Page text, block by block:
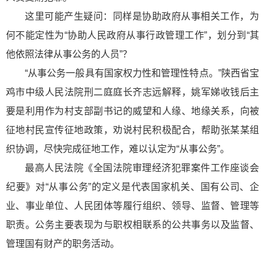
这里可能产生疑问：同样是协助政府从事相关工作，为
何不能定性为“协助人民政府从事行政管理工作”，划分到“其
他依照法律从事公务的人员”？
“从事公务一般具有国家权力性和管理性特点。”陕西省宝
鸡市中级人民法院刑二庭庭长齐志远解释，姚军娣收钱后主
要是利用作为村支部副书记的威望和人缘、地缘关系，向被
征地村民宣传征地政策，劝说村民积极配合，帮助张某某组
织协调，尽快完成征地工作，难以认定为“从事公务”。
最高人民法院《全国法院审理经济犯罪案件工作座谈会
纪要》对“从事公务”的定义是代表国家机关、国有公司、企
业、事业单位、人民团体等履行组织、领导、监督、管理等
职责。公务主要表现为与职权相联系的公共事务以及监督、
管理国有财产的职务活动。